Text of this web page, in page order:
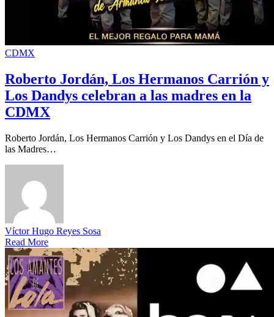
CDMX
Roberto Jordán, Los Hermanos Carrión y
Los Dandys celebran a las madres en la
CDMX
Roberto Jordán, Los Hermanos Carrión y Los Dandys en el Día de
las Madres…
Víctor Hugo Reyes Sosa
Read More